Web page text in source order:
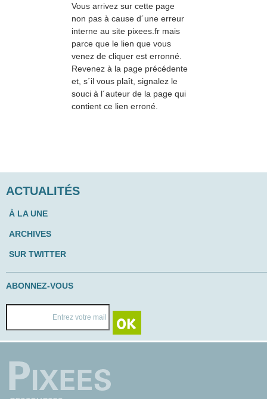
Vous arrivez sur cette page
non pas à cause d´une erreur
interne au site pixees.fr mais
parce que le lien que vous
venez de cliquer est erronné.
Revenez à la page précédente
et, s´il vous plaît, signalez le
souci à l´auteur de la page qui
contient ce lien erroné.
ACTUALITÉS
À LA UNE
ARCHIVES
SUR TWITTER
ABONNEZ-VOUS